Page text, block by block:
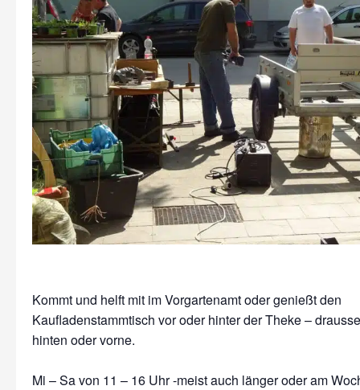
Kommt und helft mit im Vorgartenamt oder genießt den
Kaufladenstammtisch vor oder hinter der Theke –
hinten oder vorne.
Mi – Sa von 11 – 16 Uhr -meist auch länger oder am